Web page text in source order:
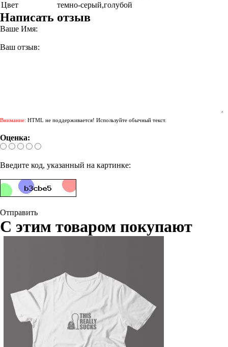
Цвет
темно-серый,голубой
Написать отзыв
Ваше Имя:
Ваш отзыв:
Внимание: HTML не поддерживается! Используйте обычный текст.
Оценка:
Введите код, указанный на картинке:
Отправить
С этим товаром покупают